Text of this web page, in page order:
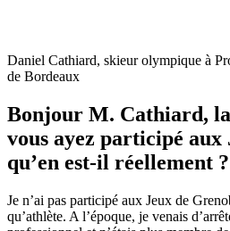
Daniel Cathiard, skieur olympique à
de Bordeaux
Bonjour M. Cathiard, la
vous ayez participé aux
qu’en est-il réellement ?
Je n’ai pas participé aux Jeux de
qu’athlète. A l’époque, je venais